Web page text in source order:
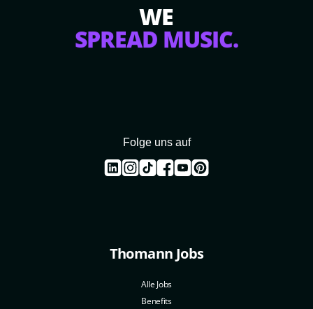
WE
SPREAD MUSIC.
Folge uns auf
Thomann Jobs
Alle Jobs
Benefits